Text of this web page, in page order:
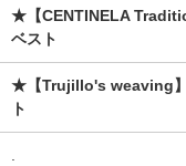
★【CENTINELA
ベスト
★【Trujillo's weaving】
ト
.